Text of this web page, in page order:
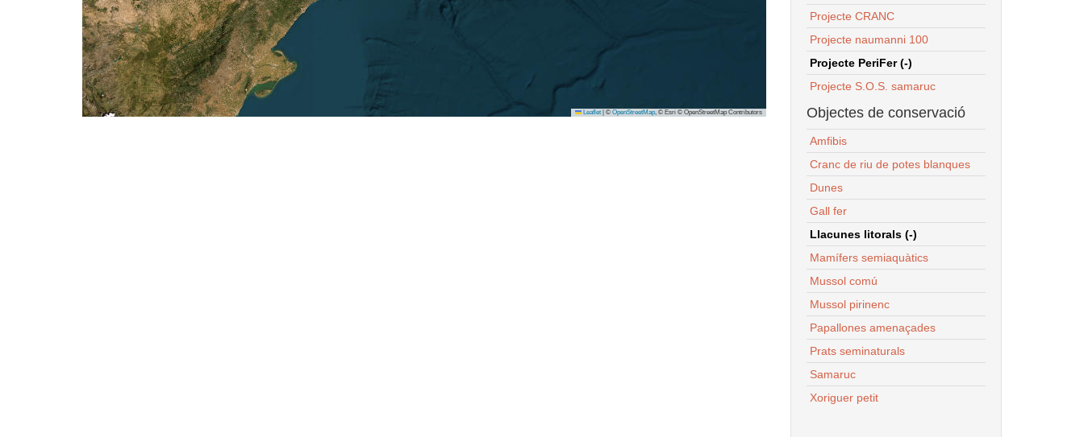
Leaflet © OpenStreetMap, © Esri © OpenStreetMap Contributors
Projecte CRANC
Projecte naumanni 100
Projecte PeriFer (-)
Projecte S.O.S. samaruc
Objectes de conservació
Amfibis
Cranc de riu de potes blanques
Dunes
Gall fer
Llacunes litorals (-)
Mamífers semiaquàtics
Mussol comú
Mussol pirinenc
Papallones amenaçades
Prats seminaturals
Samaruc
Xoriguer petit